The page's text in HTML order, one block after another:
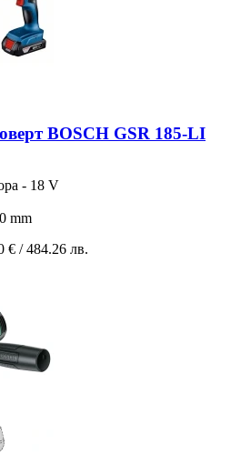
BOSCH GSR 185-LI
- 18 V
mm
€ / 484.26 лв.